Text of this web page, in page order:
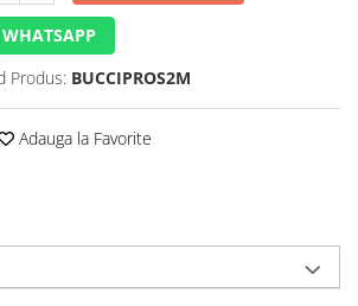
Produs: BUCCIPROS2M
Adauga la Favorite